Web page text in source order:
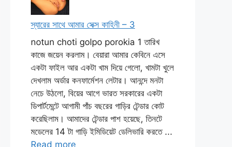
স্যারের সাথে আমার সেক্স কাহিনী – 3
notun choti golpo porokia 1 তারিখ
কাজে জয়েন করলাম। বেয়ারা আমার কেবিনে এসে
একটা ফাইল আর একটা খাম দিয়ে গেলো, খামটা খুলে
দেখলাম অর্ডার কনফার্মেশন লেটার। আনন্দে মনটা
নেচে উঠলো, বিয়ের আগে ভারত সরকারের একটা
ডিপার্টমেন্টে আগামী পাঁচ বছরের গাড়ির টেন্ডার কোট
করেছিলাম। আমাদের টেন্ডার পাশ হয়েছে, তিনটে
মডেলের 14 টা গাড়ি ইমিডিয়েট ডেলিভারি করতে ...
Read more